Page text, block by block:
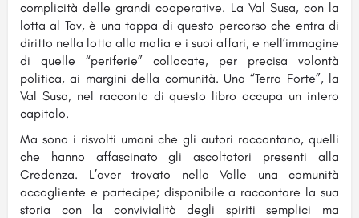
complicità delle grandi cooperative. La Val Susa, con la
lotta al Tav, è una tappa di questo percorso che entra di
diritto nella lotta alla mafia e i suoi affari, e nell’immagine
di quelle “periferie” collocate, per precisa volontà
politica, ai margini della comunità. Una “Terra Forte”, la
Val Susa, nel racconto di questo libro occupa un intero
capitolo.
Ma sono i risvolti umani che gli autori raccontano, quelli
che hanno affascinato gli ascoltatori presenti alla
Credenza. L’aver trovato nella Valle una comunità
accogliente e partecipe; disponibile a raccontare la sua
storia con la convivialità degli spiriti semplici ma